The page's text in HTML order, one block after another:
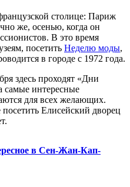
столице: Париж
же, осенью, когда он
В это время
посетить Неделю моды,
в городе с 1972 года.
здесь проходят «Дни
самые интересные
для всех желающих.
Елисейский дворец
в Сен-Жан-Кап-